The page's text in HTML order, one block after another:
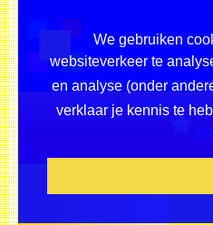
We gebruiken
websiteverkeer te
en analyse (onder
verklaar je kennis te
Home | Overzicht